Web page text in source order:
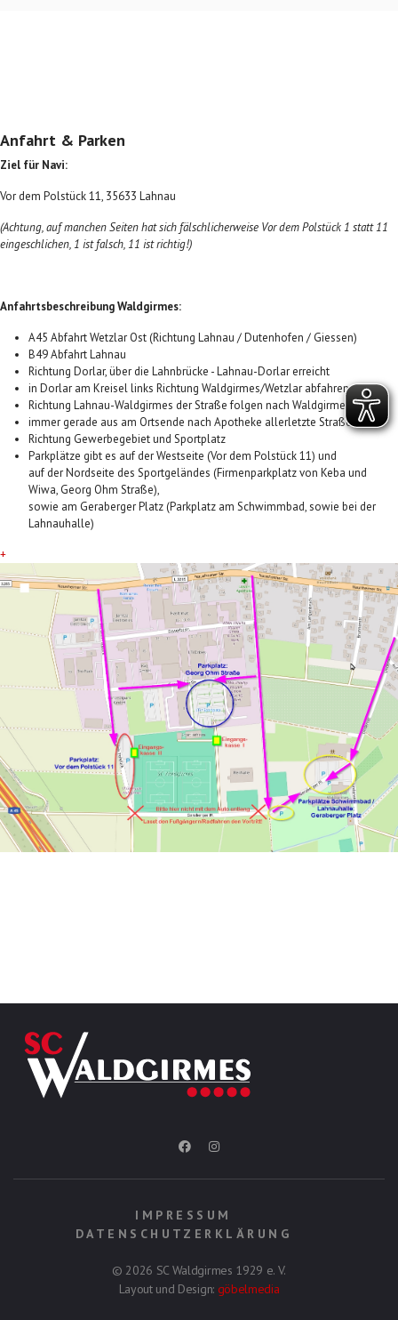
Anfahrt & Parken
Ziel für Navi:
Vor dem Polstück 11, 35633 Lahnau
(Achtung, auf manchen Seiten hat sich fälschlicherweise Vor dem Polstück 1 statt 11
eingeschlichen, 1 ist falsch, 11 ist richtig!)
Anfahrtsbeschreibung Waldgirmes:
A45 Abfahrt Wetzlar Ost (Richtung Lahnau / Dutenhofen / Giessen)
B49 Abfahrt Lahnau
Richtung Dorlar, über die Lahnbrücke - Lahnau-Dorlar erreicht
in Dorlar am Kreisel links Richtung Waldgirmes/Wetzlar abfahren
Richtung Lahnau-Waldgirmes der Straße folgen nach Waldgirmes
immer gerade aus am Ortsende nach Apotheke allerletzte Straße links
Richtung Gewerbegebiet und Sportplatz
Parkplätze gibt es auf der Westseite (Vor dem Polstück 11) und
auf der Nordseite des Sportgeländes (Firmenparkplatz von Keba und
Wiwa, Georg Ohm Straße),
sowie am Geraberger Platz (Parkplatz am Schwimmbad, sowie bei der
Lahnauhalle)
+
IMPRESSUM
DATENSCHUTZERKLÄRUNG
© 2026 SC Waldgirmes 1929 e. V.
Layout und Design: göbelmedia